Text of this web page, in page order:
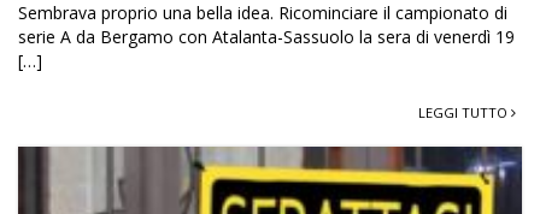
Sembrava proprio una bella idea. Ricominciare il campionato di
serie A da Bergamo con Atalanta-Sassuolo la sera di venerdì 19
[…]
LEGGI TUTTO